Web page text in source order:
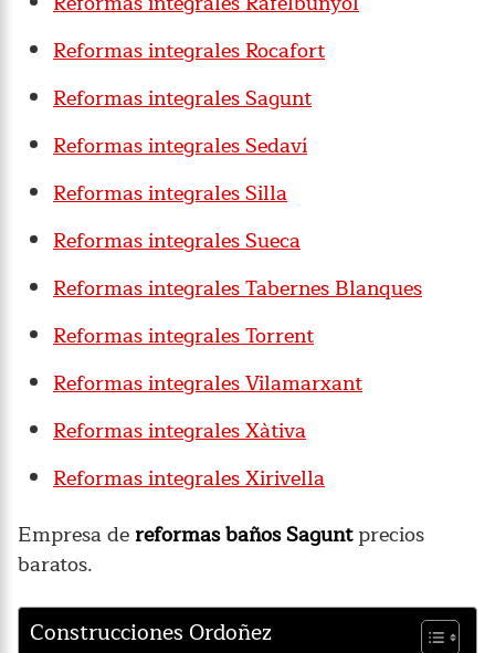
Reformas integrales Rocafort
Reformas integrales Sagunt
Reformas integrales Sedaví
Reformas integrales Silla
Reformas integrales Sueca
Reformas integrales Tabernes Blanques
Reformas integrales Torrent
Reformas integrales Vilamarxant
Reformas integrales Xàtiva
Reformas integrales Xirivella
Empresa dereformas baños Saguntprecios
baratos.
Construcciones Ordoñez